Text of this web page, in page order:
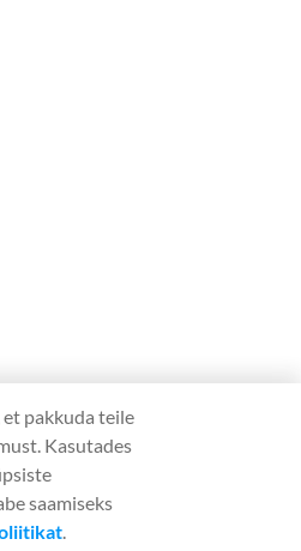
All Rights Reserved.
et pakkuda teile
Kasutades
saamiseks
.